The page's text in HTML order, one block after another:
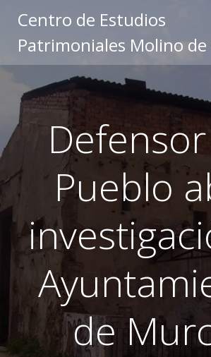
al
contenido
Centro de Estudios
Patrimoniales Molino
Pueblo
de